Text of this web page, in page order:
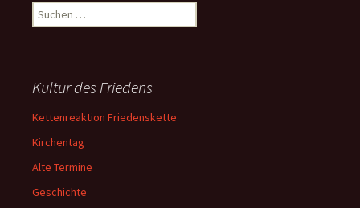
Suchen
nach:
Kultur des Friedens
Kettenreaktion Friedenskette
Kirchentag
Alte Termine
Geschichte